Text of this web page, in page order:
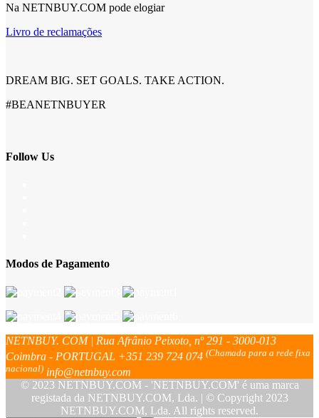
Na NETNBUY.COM pode elogiar
Livro de reclamações
DREAM BIG. SET GOALS. TAKE ACTION.
#BEANETNBUYER
Follow Us
Modos de Pagamento
NETNBUY. COM | Rua Afrânio Peixoto, nº 291 - 3000-013
Coimbra - PORTUGAL +351 239 724 074 (Chamada para a rede fixa
nacional) info@netnbuy.com
© 2023 NETNBUY.COM - 'NETNBUY.COM' é uma marca
registada da NETNBUY.COM, Lda. | © Copyright 2023
NETNBUY.COM, Lda. All rights reserved.